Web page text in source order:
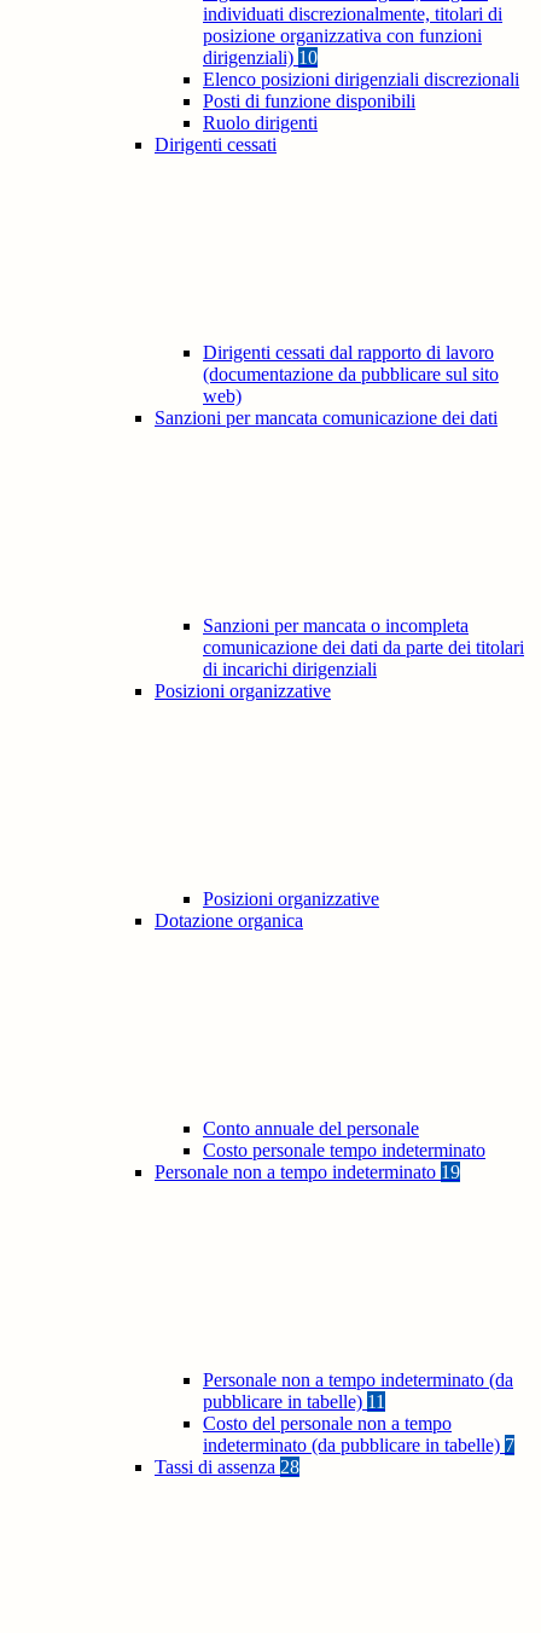
individuati discrezionalmente, titolari di
posizione organizzativa con funzioni
dirigenziali) 10
Elenco posizioni dirigenziali discrezionali
Posti di funzione disponibili
Ruolo dirigenti
Dirigenti cessati
Dirigenti cessati dal rapporto di lavoro
(documentazione da pubblicare sul sito
web)
Sanzioni per mancata comunicazione dei dati
Sanzioni per mancata o incompleta
comunicazione dei dati da parte dei titolari
di incarichi dirigenziali
Posizioni organizzative
Posizioni organizzative
Dotazione organica
Conto annuale del personale
Costo personale tempo indeterminato
Personale non a tempo indeterminato 19
Personale non a tempo indeterminato (da
pubblicare in tabelle) 11
Costo del personale non a tempo
indeterminato (da pubblicare in tabelle) 7
Tassi di assenza 28